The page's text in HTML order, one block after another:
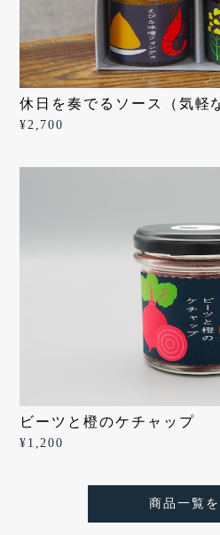
休日を奏でるソース（気軽
¥2,700
ビーツと橙のケチャップ
¥1,200
商品一覧を